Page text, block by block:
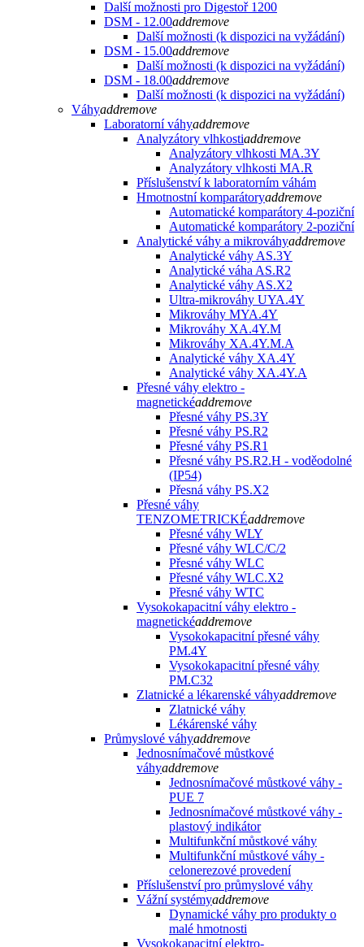
Další možnosti pro Digestoř 1200
DSM - 12.00addremove
Další možnosti (k dispozici na vyžádání)
DSM - 15.00addremove
Další možnosti (k dispozici na vyžádání)
DSM - 18.00addremove
Další možnosti (k dispozici na vyžádání)
Váhyaddremove
Laboratorní váhyaddremove
Analyzátory vlhkostiaddremove
Analyzátory vlhkosti MA.3Y
Analyzátory vlhkosti MA.R
Příslušenství k laboratorním váhám
Hmotnostní komparátoryaddremove
Automatické komparátory 4-poziční
Automatické komparátory 2-poziční
Analytické váhy a mikrováhyaddremove
Analytické váhy AS.3Y
Analytické váha AS.R2
Analytické váhy AS.X2
Ultra-mikrováhy UYA.4Y
Mikrováhy MYA.4Y
Mikrováhy XA.4Y.M
Mikrováhy XA.4Y.M.A
Analytické váhy XA.4Y
Analytické váhy XA.4Y.A
Přesné váhy elektro -
magnetickéaddremove
Přesné váhy PS.3Y
Přesné váhy PS.R2
Přesné váhy PS.R1
Přesné váhy PS.R2.H - voděodolné
(IP54)
Přesná váhy PS.X2
Přesné váhy
TENZOMETRICKÉaddremove
Přesné váhy WLY
Přesné váhy WLC/C/2
Přesné váhy WLC
Přesné váhy WLC.X2
Přesné váhy WTC
Vysokokapacitní váhy elektro -
magnetickéaddremove
Vysokokapacitní přesné váhy
PM.4Y
Vysokokapacitní přesné váhy
PM.C32
Zlatnické a lékarenské váhyaddremove
Zlatnické váhy
Lékárenské váhy
Průmyslové váhyaddremove
Jednosnímačové můstkové
váhyaddremove
Jednosnímačové můstkové váhy -
PUE 7
Jednosnímačové můstkové váhy -
plastový indikátor
Multifunkční můstkové váhy
Multifunkční můstkové váhy -
celonerezové provedení
Příslušenství pro průmyslové váhy
Vážní systémyaddremove
Dynamické váhy pro produkty o
malé hmotnosti
Vysokokapacitní elektro-